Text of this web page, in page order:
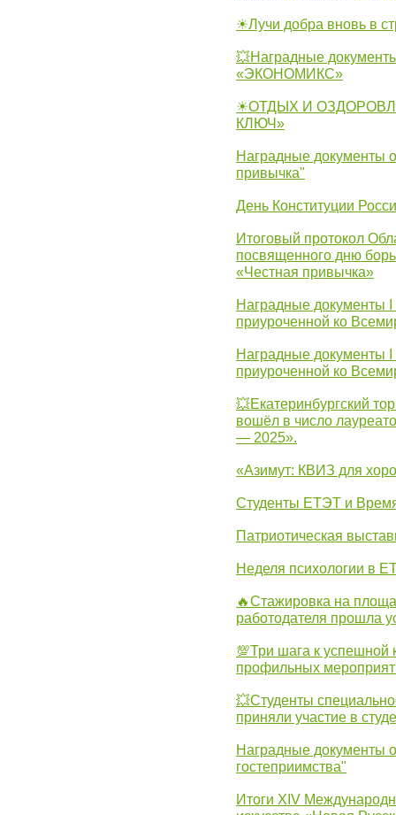
☀Лучи добра вновь в
💥Наградные
«ЭКОНОМИКС»
☀ОТДЫХ И
КЛЮЧ»
Наградные документы
привычка"
День Конституции
Итоговый протокол
посвященного дню
«Честная привычка»
Наградные документы
приуроченной ко
Наградные документы
приуроченной ко
💥Екатеринбургский
вошёл в число
— 2025».
«Азимут: КВИЗ для
Студенты ЕТЭТ и
Патриотическая
Неделя психологии в
🔥Стажировка на
работодателя прошла
💯Три шага к успешной
профильных
💥Студенты
приняли участие в
Наградные документы
гостеприимства"
Итоги XIV